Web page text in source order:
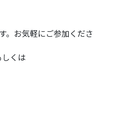
。お気軽にご参加くださ
くは